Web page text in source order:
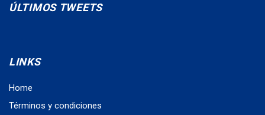
ÚLTIMOS TWEETS
LINKS
Home
Términos y condiciones